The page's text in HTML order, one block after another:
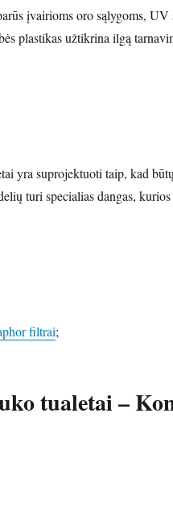
įvairioms oro sąlygoms,
plastikas užtikrina ilgą
yra suprojektuoti taip, kad
turi specialias dangas,
filtrai;
tualetai –